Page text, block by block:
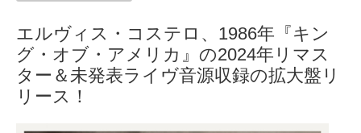
エルヴィス・コステロ、1986年『キン
グ・オブ・アメリカ』の2024年リマス
ター＆未発表ライヴ音源収録の拡大盤リ
リース！